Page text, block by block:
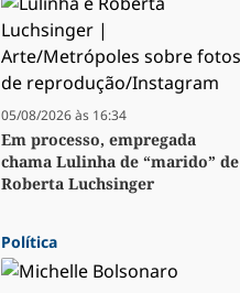
05/08/2026 às 16:34
Em processo, empregada
chama Lulinha de “marido” de
Roberta Luchsinger
Política